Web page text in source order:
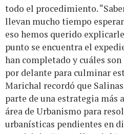
todo el procedimiento.
llevan mucho tiempo
eso hemos querido
punto se encuentra el
han completado y cuáles
por delante para culminar
Marichal recordó que
parte de una estrategia más
área de Urbanismo para
urbanísticas pendientes en